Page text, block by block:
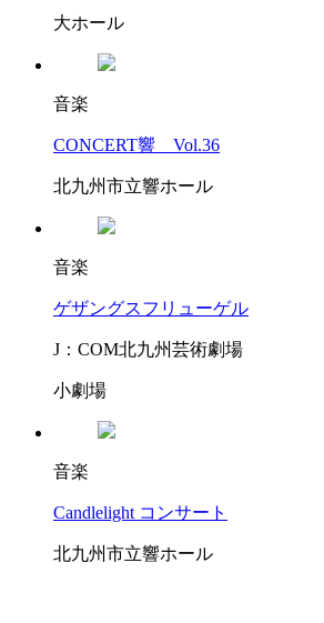
大ホール
音楽
CONCERT響 Vol.36
北九州市立響ホール
音楽
ゲザングスフリューゲル
J：COM北九州芸術劇場
小劇場
音楽
Candlelight コンサート
北九州市立響ホール